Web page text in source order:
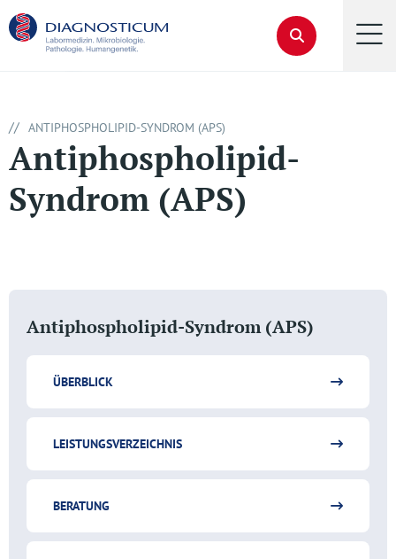
Antiphospholipid-Syndrom (APS)
ÜBERBLICK
LEISTUNGSVERZEICHNIS
BERATUNG
// ANTIPHOSPHOLIPID-SYNDROM (APS)
Antiphospholipid-
Syndrom (APS)